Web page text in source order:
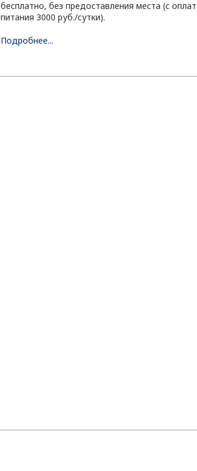
бесплатно, без предоставления места (с
питания 3000 руб./сутки).
Подробнее...